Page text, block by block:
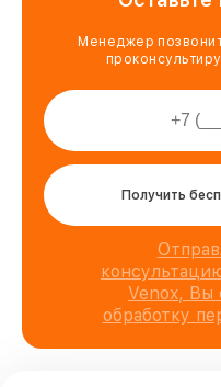
Менеджер
Получить
Venox, Вы
обработку